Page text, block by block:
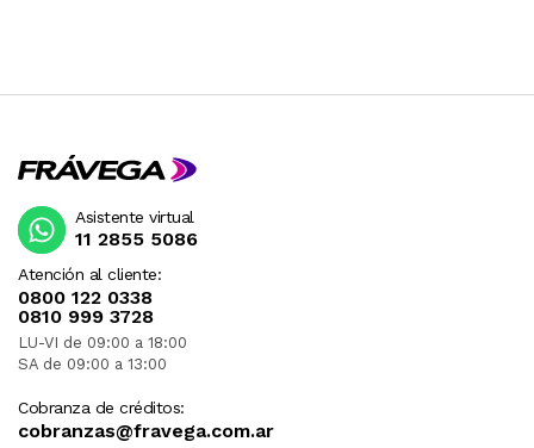
Atención al cliente:
0800 122 0338
0810 999 3728
LU-VI de 09:00 a 18:00
SA de 09:00 a 13:00
Cobranza de créditos:
cobranzas@fravega.com.ar
Asistente virtual
11 2855 5086